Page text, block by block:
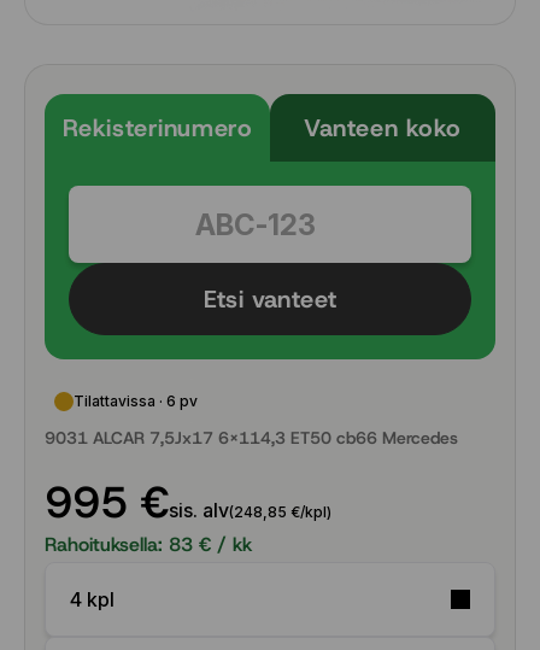
Rekisterinumero Vanteen koko
Etsi vanteet
Tilattavissa · 6 pv
9031 ALCAR 7,5Jx17 6x114,3 ET50 cb66 Mercedes
995 €sis. alv(248,85 €/kpl)
Rahoituksella: 83 € / kk
4 kpl